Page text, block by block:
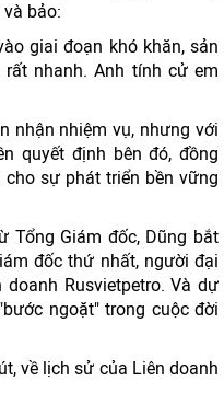
bảo:
giai đoạn khó khăn, sản
nhanh. Anh tính cử em
nhận nhiệm vụ, nhưng với
quyết định bên đó, đồng
sự phát triển bền vững
Tổng Giám đốc, Dũng bắt
đốc thứ nhất, người đại
Rusvietpetro. Và dự
ngoặt" trong cuộc đời
về lịch sử của Liên doanh